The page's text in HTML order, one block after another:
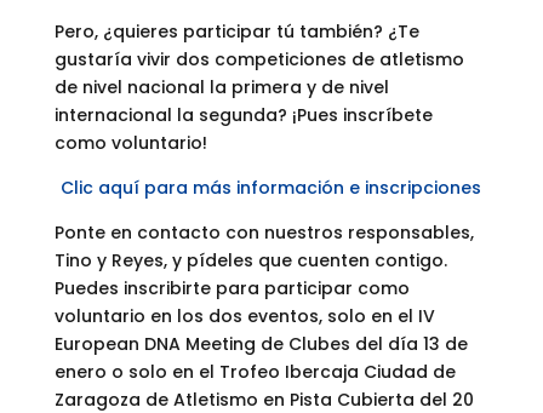
Pero, ¿quieres participar tú también? ¿Te
gustaría vivir dos competiciones de atletismo
de nivel nacional la primera y de nivel
internacional la segunda? ¡Pues inscríbete
como voluntario!
Clic aquí para más información e inscripciones
Ponte en contacto con nuestros responsables,
Tino y Reyes, y pídeles que cuenten contigo.
Puedes inscribirte para participar como
voluntario en los dos eventos, solo en el IV
European DNA Meeting de Clubes del día 13 de
enero o solo en el Trofeo Ibercaja Ciudad de
Zaragoza de Atletismo en Pista Cubierta del 20